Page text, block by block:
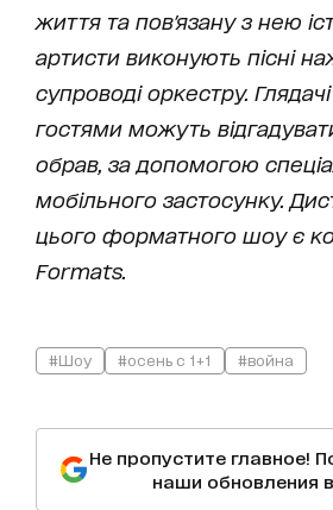
життя та пов'язану з нею
артисти виконують пісні
супроводі оркестру.
гостями можуть
обрав, за допомогою
мобільного застосунку.
цього форматного шоу є
Formats.
#Шоу #осень с 1+1 #война
Не пропустите главное!
наши обновления